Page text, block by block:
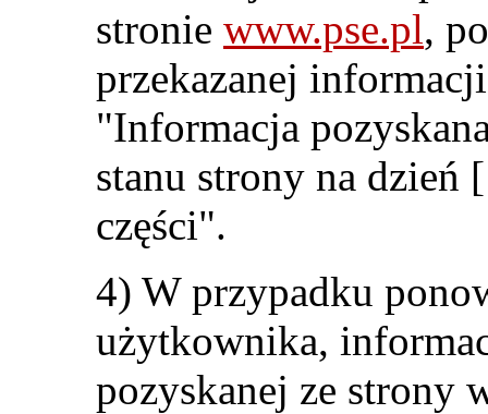
stronie www.pse.pl,
przekazanej
"Informacja
stanu strony na dzień
części".
4) W przypadku
użytkownika,
pozyskanej ze strony